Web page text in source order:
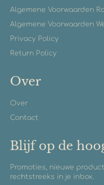
Algemene Voorwaarden
Algemene Voorwaarden
Privacy Policy
Return Policy
Over
Over
Contact
Blijf op de
Promoties, nieuwe
rechtstreeks in je inbox.